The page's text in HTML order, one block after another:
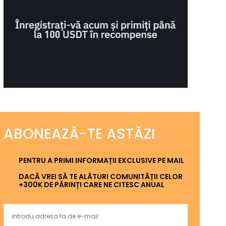
ABONEAZĂ-TE ASTĂZI
PENTRU A PRIMI INFORMAȚII EXCLUSIVE PE MAIL
DACĂ VREI SĂ TE ALĂTURI COMUNITĂȚII CELOR
+300K DE PĂRINȚI CARE NE CITESC ANUAL